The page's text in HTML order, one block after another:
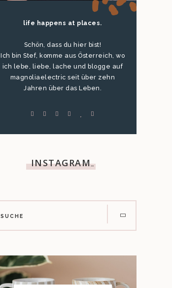
life happens at places.
Schön, dass du hier bist!
Ich bin Stef, komme aus Österreich, wo
ich lebe, liebe, lache und blogge auf
magnoliaelectric seit über zehn
Jahren über das Leben.
INSTAGRAM…